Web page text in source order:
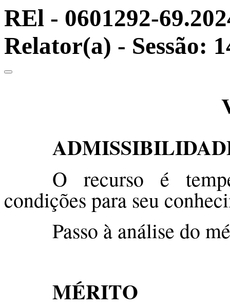
REl - 0601292-
Relator(a) - Sessão:
O recurso é
condições para seu
Passo à análise do
MÉRITO